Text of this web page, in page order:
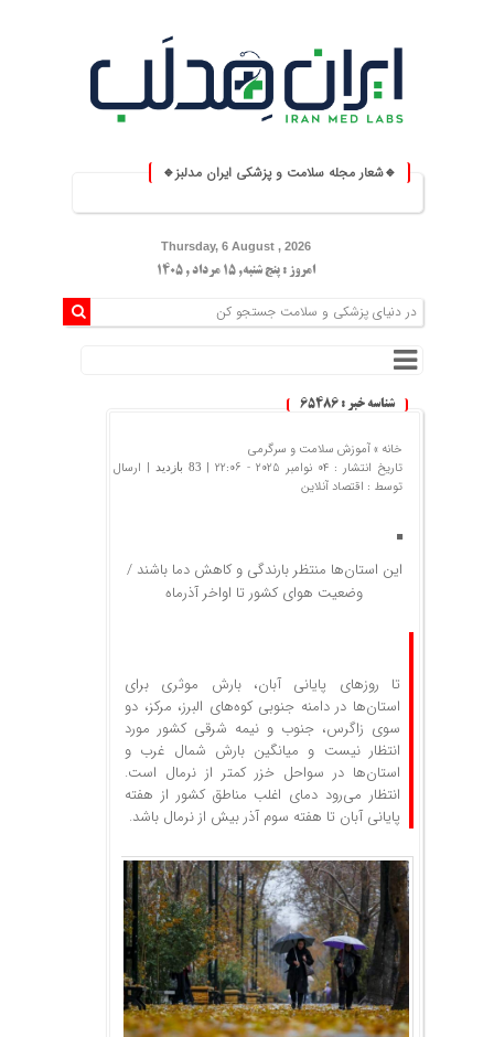
🔹شعار مجله سلامت و پزشکی ایران مدلبز🔹
Thursday, 6 August , 2026
امروز : پنج شنبه, ۱۵ مرداد , ۱۴۰۵
شناسه خبر : 65486
خانه »آموزش سلامت و سرگرمی
تاریخ انتشار : 04 نوامبر 2025 - 22:06 |
83 بازدید
| ارسال
توسط : اقتصاد آنلاین
این استان‌ها منتظر بارندگی و کاهش دما باشند /
وضعیت هوای کشور تا اواخر آذرماه
تا روز‌های پایانی آبان، بارش موثری برای
استان‌ها در دامنه جنوبی کوه‌های البرز، مرکز، دو
سوی زاگرس، جنوب و نیمه شرقی کشور مورد
انتظار نیست و میانگین بارش شمال غرب و
استان‌ها در سواحل خزر کمتر از نرمال است.
انتظار می‌رود دمای اغلب مناطق کشور از هفته
پایانی آبان تا هفته سوم آذر بیش از نرمال باشد.